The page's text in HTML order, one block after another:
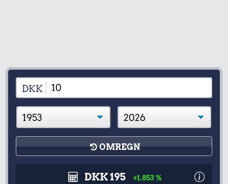
DKK
OMREGN
DKK 195 +1.853 %